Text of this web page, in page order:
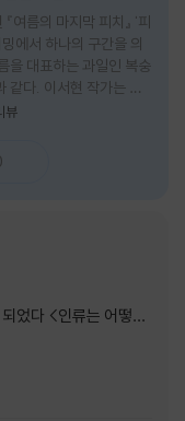
여름의 마지막 피치』 '피
에서 하나의 구간을 의
을 대표하는 과일인 복숭
다. 이서현 작가는 이
이 전하고 싶은 메시지
계절인 여름. 하지만
리고 클라이밍의 피치
의 아쉬움과 새로운 계
소설은 각자의 '여름'을
이야기를 담고 있다.
받고 외모를 향한 악성
설 수 없게 된 요리 유
뷰
는 어떻게